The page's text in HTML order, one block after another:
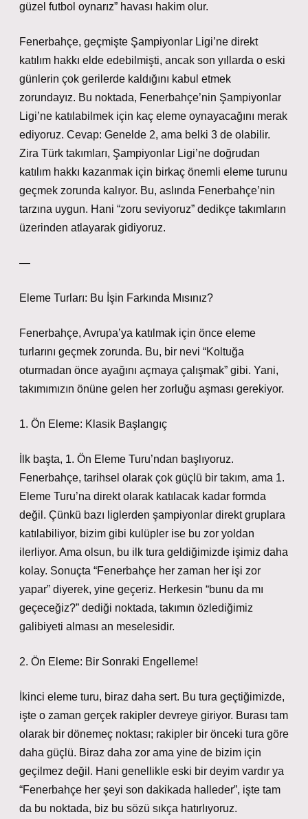
güzel futbol oynarız” havası hakim olur.
Fenerbahçe, geçmişte Şampiyonlar Ligi’ne direkt
katılım hakkı elde edebilmişti, ancak son yıllarda o eski
günlerin çok gerilerde kaldığını kabul etmek
zorundayız. Bu noktada, Fenerbahçe’nin Şampiyonlar
Ligi’ne katılabilmek için kaç eleme oynayacağını merak
ediyoruz. Cevap: Genelde 2, ama belki 3 de olabilir.
Zira Türk takımları, Şampiyonlar Ligi’ne doğrudan
katılım hakkı kazanmak için birkaç önemli eleme turunu
geçmek zorunda kalıyor. Bu, aslında Fenerbahçe’nin
tarzına uygun. Hani “zoru seviyoruz” dedikçe takımların
üzerinden atlayarak gidiyoruz.
—
Eleme Turları: Bu İşin Farkında Mısınız?
Fenerbahçe, Avrupa’ya katılmak için önce eleme
turlarını geçmek zorunda. Bu, bir nevi “Koltuğa
oturmadan önce ayağını açmaya çalışmak” gibi. Yani,
takımımızın önüne gelen her zorluğu aşması gerekiyor.
1. Ön Eleme: Klasik Başlangıç
İlk başta, 1. Ön Eleme Turu’ndan başlıyoruz.
Fenerbahçe, tarihsel olarak çok güçlü bir takım, ama 1.
Eleme Turu’na direkt olarak katılacak kadar formda
değil. Çünkü bazı liglerden şampiyonlar direkt gruplara
katılabiliyor, bizim gibi kulüpler ise bu zor yoldan
ilerliyor. Ama olsun, bu ilk tura geldiğimizde işimiz daha
kolay. Sonuçta “Fenerbahçe her zaman her işi zor
yapar” diyerek, yine geçeriz. Herkesin “bunu da mı
geçeceğiz?” dediği noktada, takımın özlediğimiz
galibiyeti alması an meselesidir.
2. Ön Eleme: Bir Sonraki Engelleme!
İkinci eleme turu, biraz daha sert. Bu tura geçtiğimizde,
işte o zaman gerçek rakipler devreye giriyor. Burası tam
olarak bir dönemeç noktası; rakipler bir önceki tura göre
daha güçlü. Biraz daha zor ama yine de bizim için
geçilmez değil. Hani genellikle eski bir deyim vardır ya
“Fenerbahçe her şeyi son dakikada halleder”, işte tam
da bu noktada, biz bu sözü sıkça hatırlıyoruz.